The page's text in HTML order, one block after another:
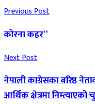
Previous Post
कोरना कहर”
Next Post
नेपाली काग्रेसका बरिष्ठ
आर्थिक क्षेत्रमा